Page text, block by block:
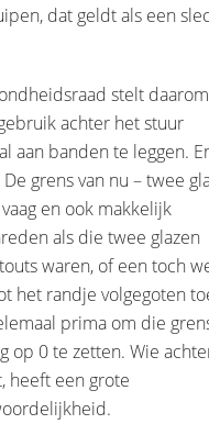
dat geldt als een
stelt
achter het stuur
aan banden te leggen.
grens van nu – twee
en ook makkelijk
als die twee glazen
waren, of een toch
het randje volgegoten
prima om die
op 0 te zetten. Wie
heeft een grote